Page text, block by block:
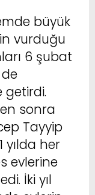
büyük
vurduğu
6 şubat
getirdi.
sonra
Tayyip
yılda her
evlerine
İki yıl